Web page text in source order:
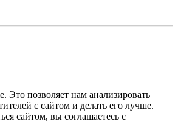
Это позволяет нам анализировать
с сайтом и делать его лучше.
сайтом, вы соглашаетесь с